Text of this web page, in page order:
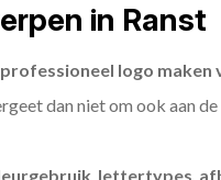
in Ranst
professioneel logo maken
dan niet om ook aan de
lettertypes